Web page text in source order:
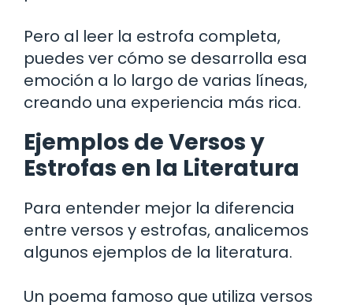
Pero al leer la estrofa completa,
puedes ver cómo se desarrolla esa
emoción a lo largo de varias líneas,
creando una experiencia más rica.
Ejemplos de Versos y
Estrofas en la Literatura
Para entender mejor la diferencia
entre versos y estrofas, analicemos
algunos ejemplos de la literatura.
Un poema famoso que utiliza versos